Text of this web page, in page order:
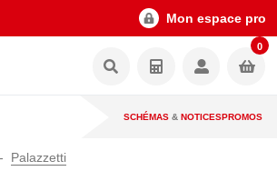
Mon espace pro
0
SCHÉMAS & NOTICESPROMOS
Palazzetti